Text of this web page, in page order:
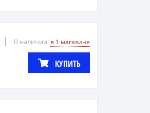
В наличии: в 1 магазине
КУПИТЬ